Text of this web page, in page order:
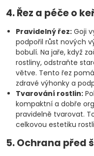
4. Řez a péče o
Pravidelný řez: Goji
podpořil růst nových
bobulí. Na jaře, když
rostliny, odstraňte
větve. Tento řez
zdravé výhonky a
Tvarování rostlin:
kompaktní a dobře
pravidelně tvarovat.
celkovou estetiku
5. Ochrana před